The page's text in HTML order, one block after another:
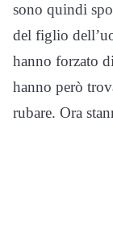
sono quindi
del figlio
hanno forzato
hanno però
rubare. Ora